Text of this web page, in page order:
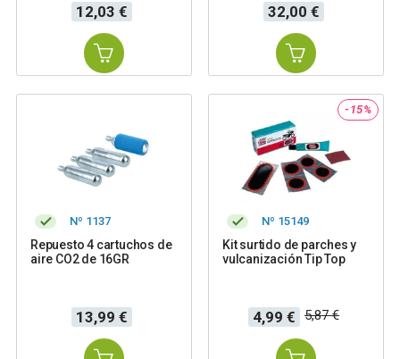
Precio
12,03 € Precio
32,00 €
Nº 1137
Repuesto 4 cartuchos de
aire CO2 de 16GR
Precio
13,99 €
-15%
Nº 15149
Kit surtido de parches y
vulcanización Tip Top
Precio
4,99 €
Precio
base
5,87 €